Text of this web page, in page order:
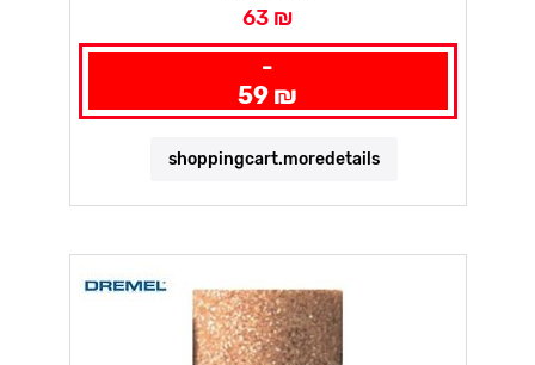
63 ₪
-
59 ₪
shoppingcart.moredetails